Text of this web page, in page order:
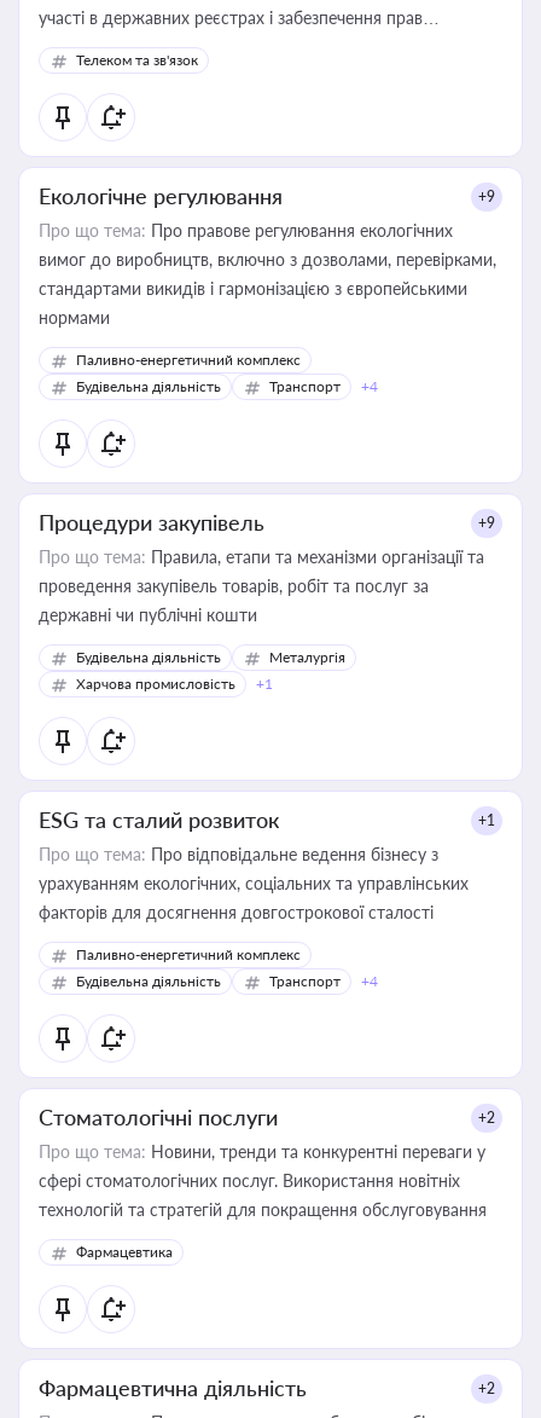
участі в державних реєстрах і забезпечення прав
споживачів.
Телеком та зв'язок
Екологічне регулювання +9
Про що тема: Про правове регулювання екологічних
вимог до виробництв, включно з дозволами, перевірками,
стандартами викидів і гармонізацією з європейськими
нормами
Паливно-енергетичний комплекс
Будівельна діяльність
Транспорт +4
Процедури закупівель +9
Про що тема: Правила, етапи та механізми організації та
проведення закупівель товарів, робіт та послуг за
державні чи публічні кошти
Будівельна діяльність
Металургія
Харчова промисловість
+1
ESG та сталий розвиток +1
Про що тема: Про відповідальне ведення бізнесу з
урахуванням екологічних, соціальних та управлінських
факторів для досягнення довгострокової сталості
Паливно-енергетичний комплекс
Будівельна діяльність
Транспорт +4
Стоматологічні послуги +2
Про що тема: Новини, тренди та конкурентні переваги у
сфері стоматологічних послуг. Використання новітніх
технологій та стратегій для покращення обслуговування
Фармацевтика
Фармацевтична діяльність +2